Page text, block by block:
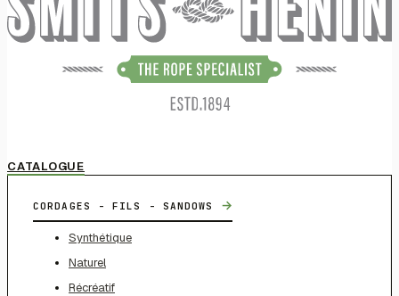
CATALOGUE
CORDAGES - FILS - SANDOWS →
Synthétique
Naturel
Récréatif